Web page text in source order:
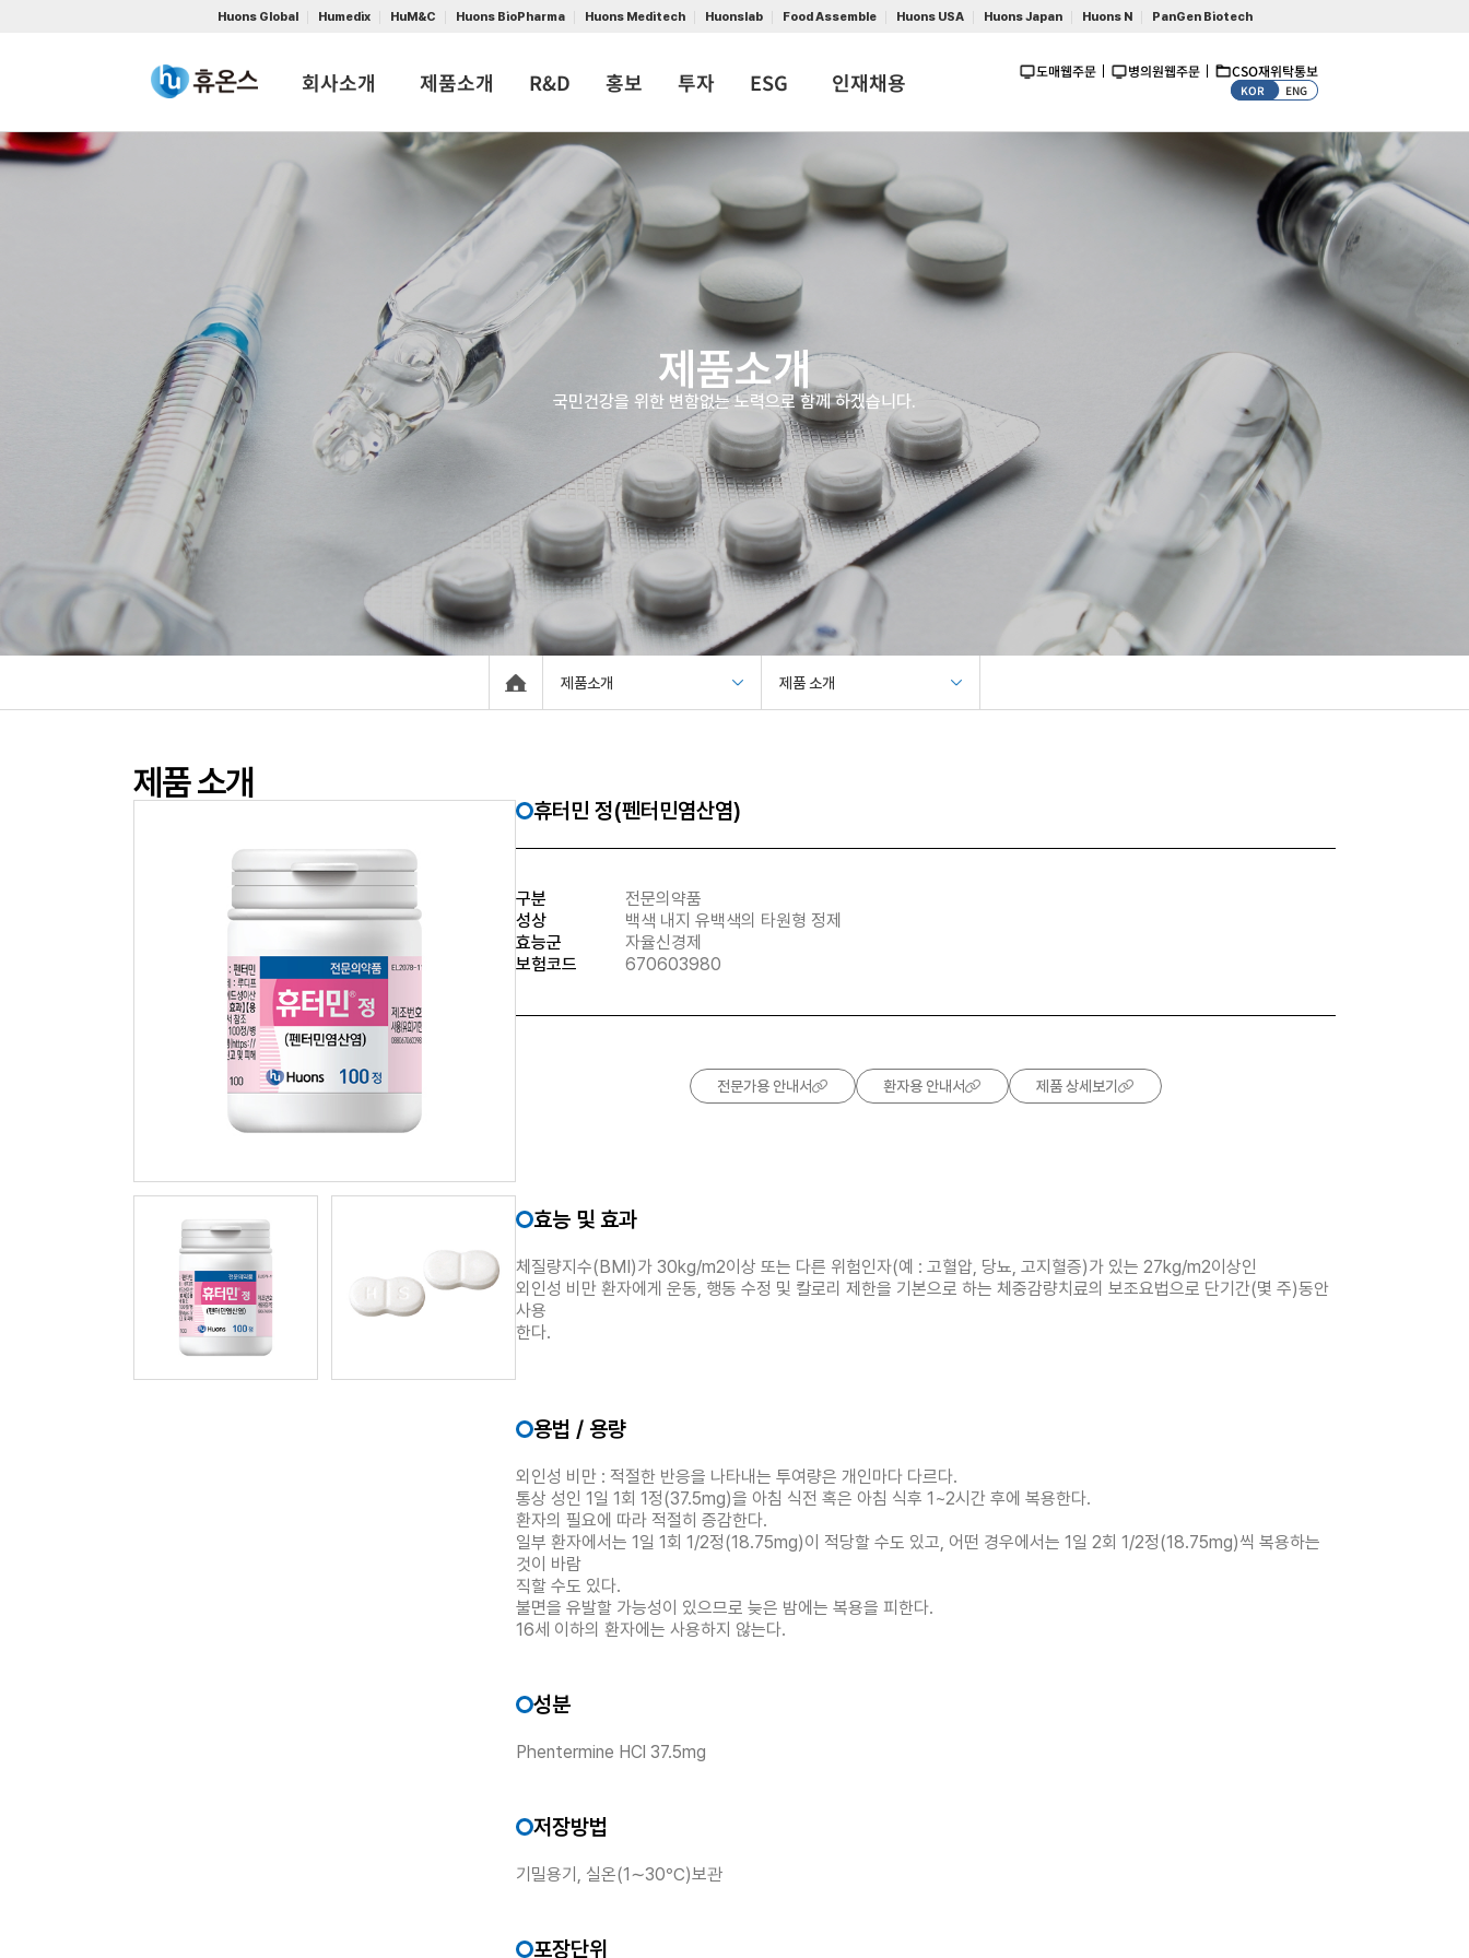
Huons Global Humedix HuM&C Huons BioPharma Huons Meditech Huonslab Food Assemble Huons USA Huons Japan Huons N PanGen Biotech
회사소개 제품소개 R&D 홍보 투자 ESG 인재채용 도매웹주문 병의원웹주문 CSO재위탁통보
KOR ENG
제품소개
국민건강을 위한 변함없는 노력으로 함께 하겠습니다.
제품소개 제품 소개
제품 소개
휴터민 정(펜터민염산염)
구분
전문의약품
성상
백색 내지 유백색의 타원형 정제
효능군
자율신경제
보험코드
670603980
전문가용 안내서 환자용 안내서 제품 상세보기
효능 및 효과
체질량지수(BMI)가 30kg/m2이상 또는 다른 위험인자(예 : 고혈압, 당뇨, 고지혈증)가 있는 27kg/m2이상인
외인성 비만 환자에게 운동, 행동 수정 및 칼로리 제한을 기본으로 하는 체중감량치료의 보조요법으로 단기간(몇 주)동안
사용
한다.
용법 / 용량
외인성 비만 : 적절한 반응을 나타내는 투여량은 개인마다 다르다.
통상 성인 1일 1회 1정(37.5mg)을 아침 식전 혹은 아침 식후 1~2시간 후에 복용한다.
환자의 필요에 따라 적절히 증감한다.
일부 환자에서는 1일 1회 1/2정(18.75mg)이 적당할 수도 있고, 어떤 경우에서는 1일 2회 1/2정(18.75mg)씩 복용하는
것이 바람
직할 수도 있다.
불면을 유발할 가능성이 있으므로 늦은 밤에는 복용을 피한다.
16세 이하의 환자에는 사용하지 않는다.
성분
Phentermine HCl 37.5mg
저장방법
기밀용기, 실온(1∼30℃)보관
포장단위